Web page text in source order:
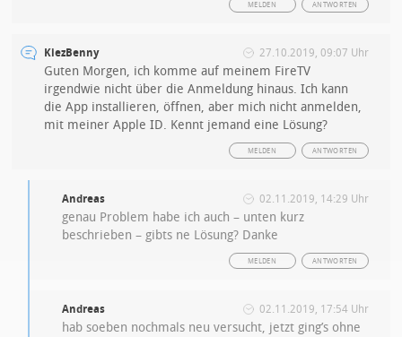
ANTWORTEN
MELDEN
KiezBenny 27.10.2019, 09:07 Uhr
Guten Morgen, ich komme auf meinem FireTV
irgendwie nicht über die Anmeldung hinaus. Ich kann
die App installieren, öffnen, aber mich nicht anmelden,
mit meiner Apple ID. Kennt jemand eine Lösung?
ANTWORTEN
MELDEN
Andreas 02.11.2019, 14:29 Uhr
genau Problem habe ich auch – unten kurz
beschrieben – gibts ne Lösung? Danke
ANTWORTEN
MELDEN
Andreas 02.11.2019, 17:54 Uhr
hab soeben nochmals neu versucht, jetzt ging’s ohne